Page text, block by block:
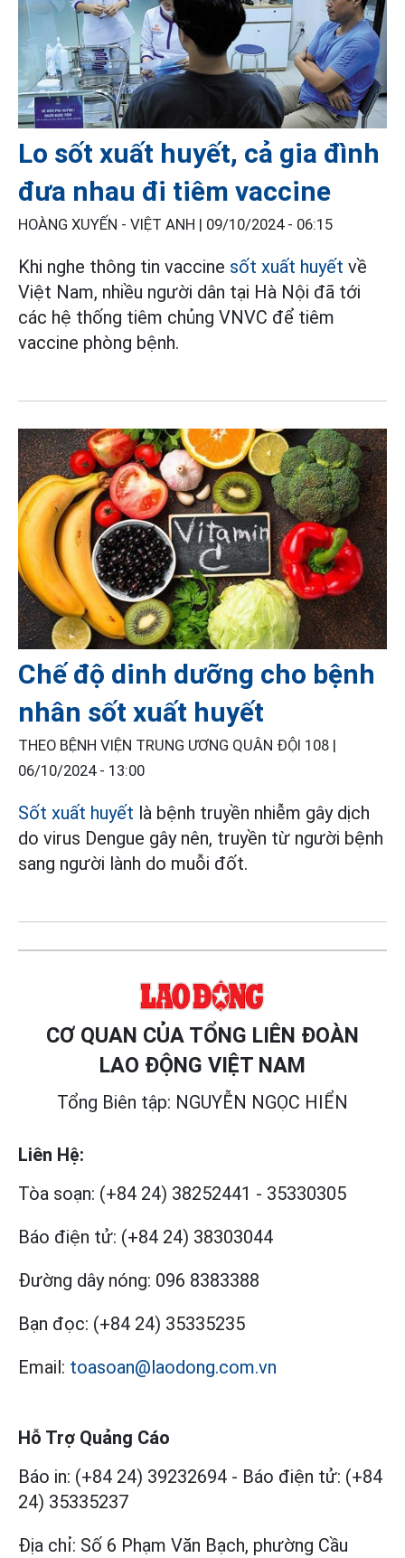
Lo sốt xuất huyết, cả gia đình
đưa nhau đi tiêm vaccine
HOÀNG XUYẾN - VIỆT ANH | 09/10/2024 - 06:15
Khi nghe thông tin vaccine sốt xuất huyết về
Việt Nam, nhiều người dân tại Hà Nội đã tới
các hệ thống tiêm chủng VNVC để tiêm
vaccine phòng bệnh.
Chế độ dinh dưỡng cho bệnh
nhân sốt xuất huyết
THEO BỆNH VIỆN TRUNG ƯƠNG QUÂN ĐỘI 108 |
06/10/2024 - 13:00
Sốt xuất huyết là bệnh truyền nhiễm gây dịch
do virus Dengue gây nên, truyền từ người bệnh
sang người lành do muỗi đốt.
CƠ QUAN CỦA TỔNG LIÊN ĐOÀN
LAO ĐỘNG VIỆT NAM
Tổng Biên tập: NGUYỄN NGỌC HIỂN
Liên Hệ:
Tòa soạn: (+84 24) 38252441 - 35330305
Báo điện tử: (+84 24) 38303044
Đường dây nóng: 096 8383388
Bạn đọc: (+84 24) 35335235
Email: toasoan@laodong.com.vn
Hỗ Trợ Quảng Cáo
Báo in: (+84 24) 39232694 - Báo điện tử: (+84
24) 35335237
Địa chỉ: Số 6 Phạm Văn Bạch, phường Cầu